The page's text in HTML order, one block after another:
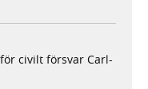
civilt försvar Carl-